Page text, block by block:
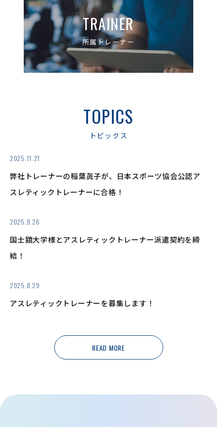
TRAINER
所属トレーナー
TOPICS
トピックス
2025.11.21
弊社トレーナーの稲葉眞子が、日本スポーツ協会公認ア
スレティックトレーナーに合格！
2025.9.26
国士舘大学様とアスレティックトレーナー派遣契約を締
結！
2025.8.29
アスレティックトレーナーを募集します！
READ MORE